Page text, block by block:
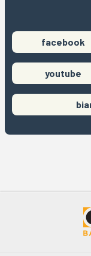
facebook
youtube